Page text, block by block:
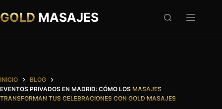
al
contenido
GOLD MASAJES
INICIO
BLOG
EVENTOS PRIVADOS EN MADRID: CÓMO LOS MASAJES
TRANSFORMAN TUS CELEBRACIONES CON GOLD MASAJES